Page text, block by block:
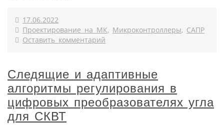
17.06.2022
Проектирование на МК, Микроконтроллеры, САПР
Оставить комментарий
Следящие и адаптивные
алгоритмы регулирования в
цифровых преобразователях угла
для СКВТ